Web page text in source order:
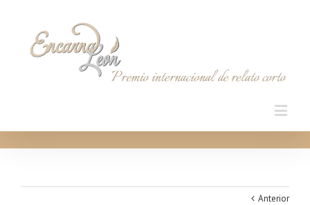
Anterior